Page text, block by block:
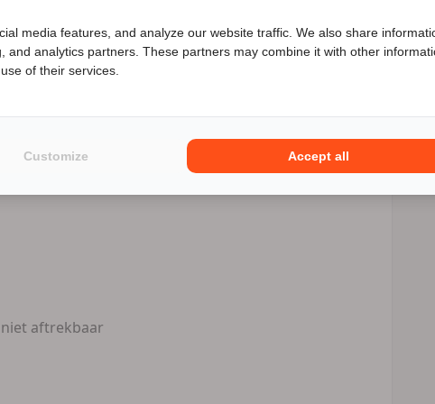
niet aftrekbaar
Benieuwd naar de speciale Motor2go prijs? Bel 0115-612721
media features, and analyze our website traffic. We also share
analytics partners. These partners may combine it with other
of their services.
Customize Accept all